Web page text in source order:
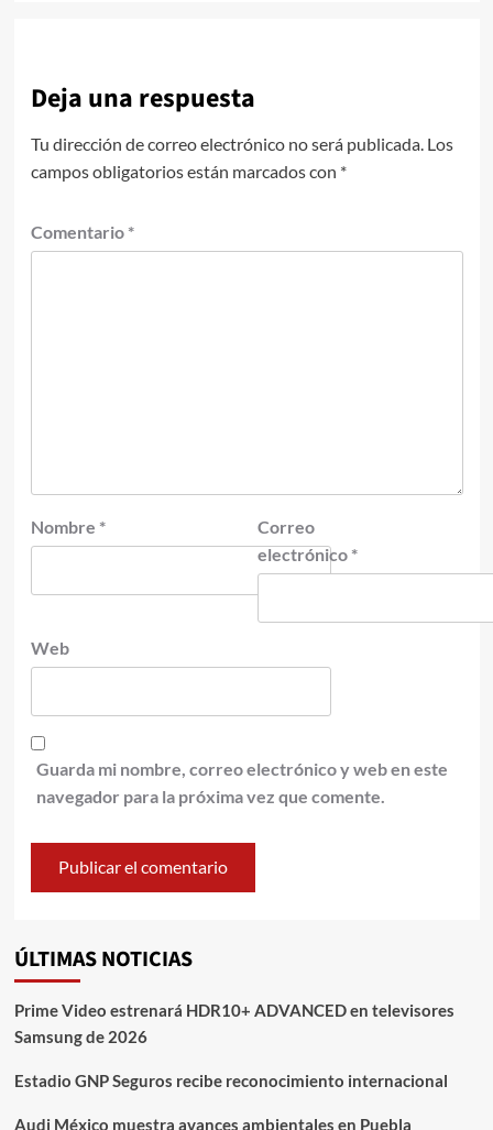
Deja una respuesta
Tu dirección de correo electrónico no será publicada. Los
campos obligatorios están marcados con *
Comentario *
Nombre *
Correo
electrónico *
Web
Guarda mi nombre, correo electrónico y web en este
navegador para la próxima vez que comente.
ÚLTIMAS NOTICIAS
Prime Video estrenará HDR10+ ADVANCED en televisores
Samsung de 2026
Estadio GNP Seguros recibe reconocimiento internacional
Audi México muestra avances ambientales en Puebla